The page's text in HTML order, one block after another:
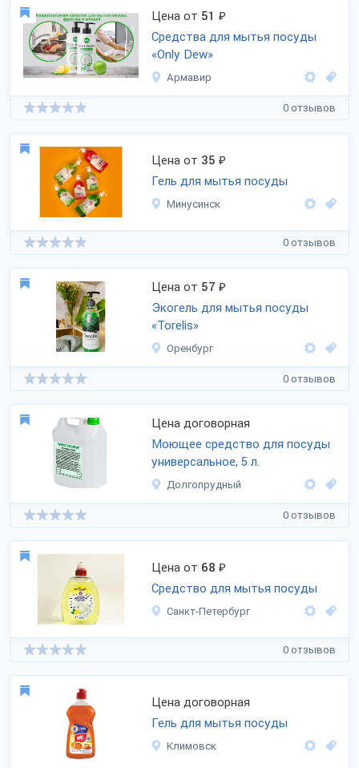
Цена от 51 ₽
Средства для мытья посуды
«Only Dew»
Армавир
0 отзывов
Цена от 35 ₽
Гель для мытья посуды
Минусинск
0 отзывов
Цена от 57 ₽
Экогель для мытья посуды
«Torelis»
Оренбург
0 отзывов
Цена договорная
Моющее средство для посуды
универсальное, 5 л.
Долгопрудный
0 отзывов
Цена от 68 ₽
Средство для мытья посуды
Санкт-Петербург
0 отзывов
Цена договорная
Гель для мытья посуды
Климовск